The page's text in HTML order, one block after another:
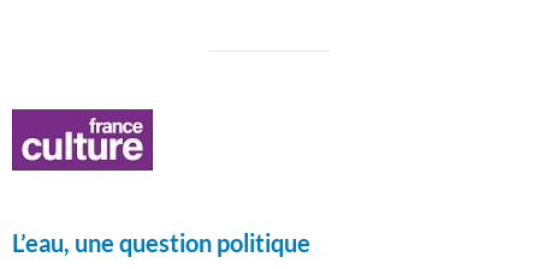
L’eau, une question politique